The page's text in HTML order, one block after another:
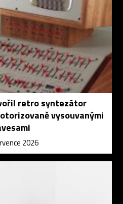
retro syntezátor
vysouvanými
2026